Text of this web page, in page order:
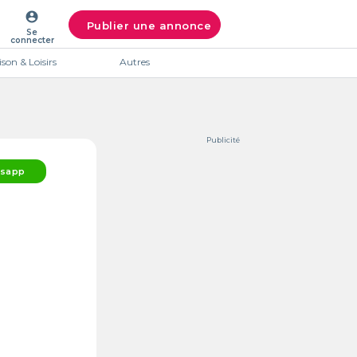
account_circle
Se
connecter
Publier une annonce
& Loisirs Autres
Publicité